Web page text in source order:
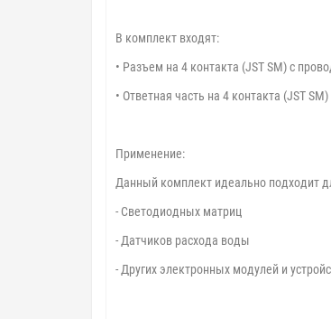
В комплект входят:
• Разъем на 4 контакта (JST SM) с
• Ответная часть на 4 контакта (JST
Применение:
Данный комплект идеально подходит
- Светодиодных матриц
- Датчиков расхода воды
- Других электронных модулей и